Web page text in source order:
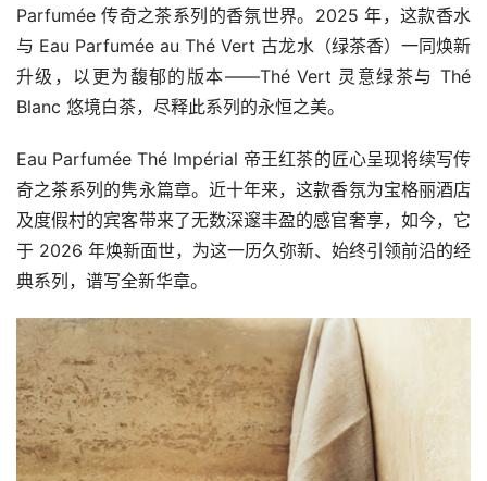
Parfumée 传奇之茶系列的香氛世界。2025 年，这款香水
与 Eau Parfumée au Thé Vert 古龙水（绿茶香）一同焕新
升级，以更为馥郁的版本——Thé Vert 灵意绿茶与 Thé
Blanc 悠境白茶，尽释此系列的永恒之美。
Eau Parfumée Thé Impérial 帝王红茶的匠心呈现将续写传
奇之茶系列的隽永篇章。近十年来，这款香氛为宝格丽酒店
及度假村的宾客带来了无数深邃丰盈的感官奢享，如今，它
于 2026 年焕新面世，为这一历久弥新、始终引领前沿的经
典系列，谱写全新华章。